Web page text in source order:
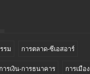
รม การตลาด-ซีเอสอาร์
การเงิน-การธนาคาร การเมือง